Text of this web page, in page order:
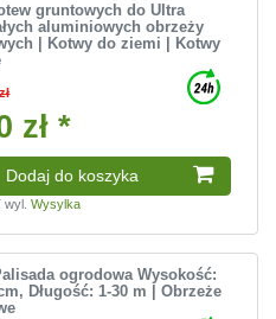
gruntowych do Ultra
aluminiowych obrzeży
| Kotwy do ziemi | Kotwy
zł *
Dodaj do koszyka
wyl.Wysylka
ogrodowa Wysokość:
Długość: 1-30 m | Obrzeże